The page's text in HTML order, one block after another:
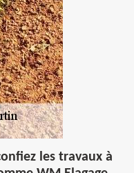
les travaux à